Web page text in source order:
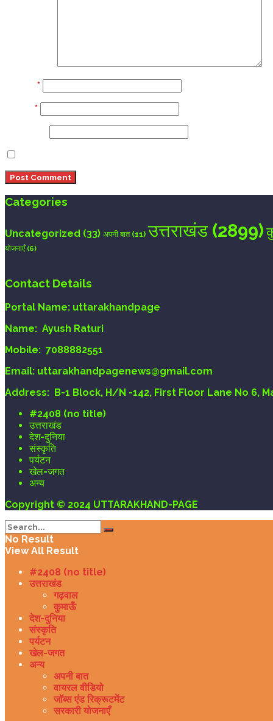
*
*
Categories
Uncategorized (33) अपनी बात(11) उत्तराखंड (2899)
योजनाएँ(6)
Contact Details
Portal Name: uttarakhandpage
Name: Ayush Raturi
Mobile: 7088882551
Email: uttarakhandpagenews@gmail.com
Address: B-1 Block, H/N -142, First Floor Lane No 6,
#2408 (no title)
उत्तराखंड
देश-दुनिया
संस्कृति
पर्यटन
खेल-जगत
अन्य
Copyright © 2024 UTTARAKHAND-PAGE
No Result
View All Result
#2408 (no title)
उत्तराखंड
गढ़वाल
कुमाऊँ
देश-दुनिया
संस्कृति
पर्यटन
खेल-जगत
अन्य
अपनी बात
वायरल वीडियो
जॉब्स एंड रिक्रूटमेंट
सरकारी योजनाएँ